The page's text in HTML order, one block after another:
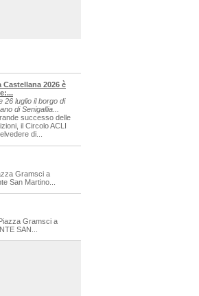
Castellana 2026 è
26 luglio il borgo di
di Senigallia...
successo delle
il Circolo ACLI
di...
Gramsci a
San Martino...
Gramsci a
SAN...